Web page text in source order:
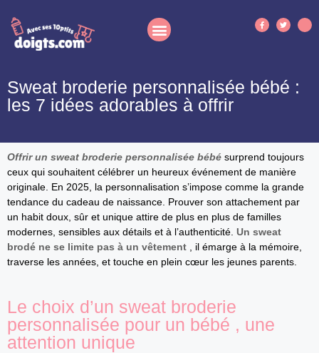
Sweat broderie personnalisée bébé :
les 7 idées adorables à offrir
Offrir un sweat broderie personnalisée bébé surprend toujours
ceux qui souhaitent célébrer un heureux événement de manière
originale. En 2025, la personnalisation s’impose comme la grande
tendance du cadeau de naissance. Prouver son attachement par
un habit doux, sûr et unique attire de plus en plus de familles
modernes, sensibles aux détails et à l’authenticité. Un sweat
brodé ne se limite pas à un vêtement , il émarge à la mémoire,
traverse les années, et touche en plein cœur les jeunes parents.
Le choix d’un sweat broderie
personnalisée pour un bébé , une
attention unique